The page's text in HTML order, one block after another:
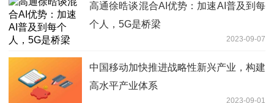
高通徐晧谈混合AI优势：加速AI普及到每
个人，5G是桥梁
2023-09-07
中国移动加快推进战略性新兴产业，构建
高水平产业体系
2023-09-01